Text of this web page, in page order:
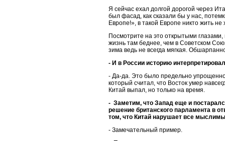
Я сейчас ехал долгой дорогой через
был фасад, как сказали бы у нас,
Европе!», в такой Европе никто жить
Посмотрите на это открытыми глазами,
жизнь там беднее, чем в Советском
зима ведь не всегда мягкая.
- И в России историю
- Да-да. Это было предельно
который считал, что Восток умер
Китай выпал, но только на время.
- Заметим, что Запад еще и
решение британского парламента в
том, что Китай нарушает все
- Замечательный пример.